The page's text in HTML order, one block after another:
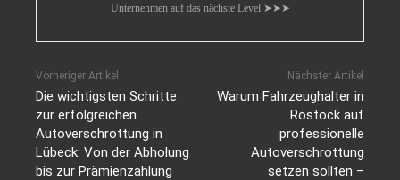
Unternehmen auf das nächste Level ➤➤➤
Vorheriger Artikel
Die wichtigsten Schritte
zur erfolgreichen
Autoverschrottung in
Lübeck: Von der Abholung
bis zur Prämienzahlung
Nächster Artikel
Warum Fahrzeughalter in
Rostock auf
professionelle
Autoverschrottung
setzen sollten –